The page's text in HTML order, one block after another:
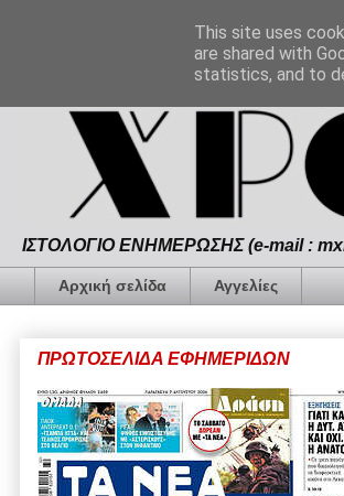
ΙΣΤΟΛΟΓΙΟ ΕΝΗΜΕΡΩΣΗΣ (e-mail :
Αρχική σελίδα Αγγελίες
ΠΡΩΤΟΣΕΛΙΔΑ ΕΦΗΜΕΡΙΔΩΝ
This site uses
are shared with
statistics, and to